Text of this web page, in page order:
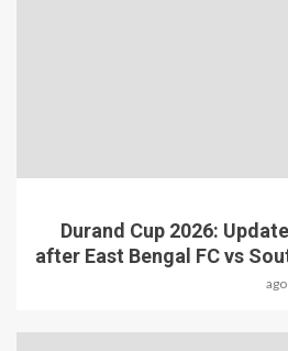
Durand Cup 2026:
after East Bengal FC vs